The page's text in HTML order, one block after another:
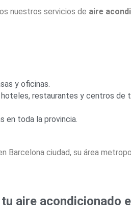
nuestros servicios de aire
y oficinas.
restaurantes y centros de
en toda la provincia.
Barcelona ciudad, su área
aire acondicionado